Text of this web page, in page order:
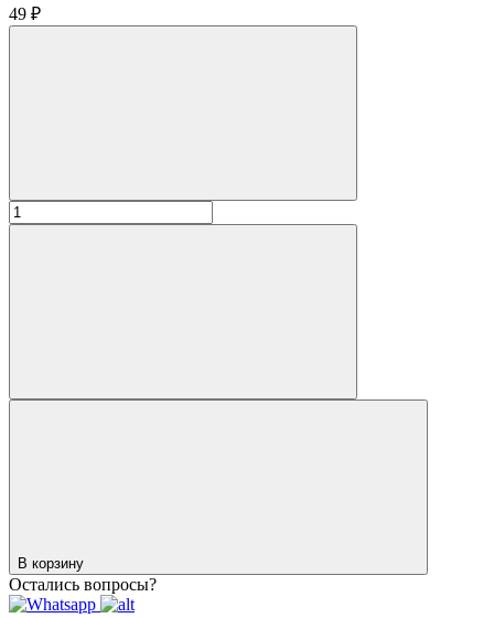
49 ₽
В корзину
Остались вопросы?